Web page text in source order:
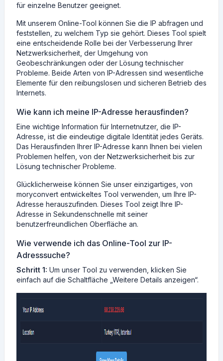
für einzelne Benutzer geeignet.
Mit unserem Online-Tool können Sie die IP abfragen und
feststellen, zu welchem ​​Typ sie gehört. Dieses Tool spielt
eine entscheidende Rolle bei der Verbesserung Ihrer
Netzwerksicherheit, der Umgehung von
Geobeschränkungen oder der Lösung technischer
Probleme. Beide Arten von IP-Adressen sind wesentliche
Elemente für den reibungslosen und sicheren Betrieb des
Internets.
Wie kann ich meine IP-Adresse herausfinden?
Eine wichtige Information für Internetnutzer, die IP-
Adresse, ist die eindeutige digitale Identität jedes Geräts.
Das Herausfinden Ihrer IP-Adresse kann Ihnen bei vielen
Problemen helfen, von der Netzwerksicherheit bis zur
Lösung technischer Probleme.
Glücklicherweise können Sie unser einzigartiges, von
moryconvert entwickeltes Tool verwenden, um Ihre IP-
Adresse herauszufinden. Dieses Tool zeigt Ihre IP-
Adresse in Sekundenschnelle mit seiner
benutzerfreundlichen Oberfläche an.
Wie verwende ich das Online-Tool zur IP-
Adresssuche?
Schritt 1: Um unser Tool zu verwenden, klicken Sie
einfach auf die Schaltfläche „Weitere Details anzeigen“.